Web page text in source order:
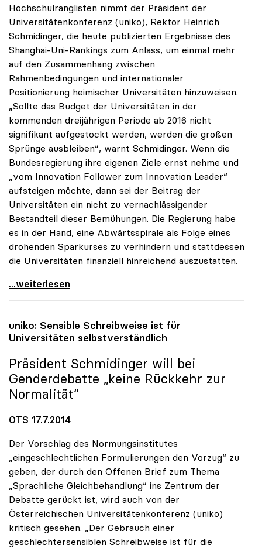
Hochschulranglisten nimmt der Präsident der
Universitätenkonferenz (uniko), Rektor Heinrich
Schmidinger, die heute publizierten Ergebnisse des
Shanghai-Uni-Rankings zum Anlass, um einmal mehr
auf den Zusammenhang zwischen
Rahmenbedingungen und internationaler
Positionierung heimischer Universitäten hinzuweisen.
„Sollte das Budget der Universitäten in der
kommenden dreijährigen Periode ab 2016 nicht
signifikant aufgestockt werden, werden die großen
Sprünge ausbleiben“, warnt Schmidinger. Wenn die
Bundesregierung ihre eigenen Ziele ernst nehme und
„vom Innovation Follower zum Innovation Leader“
aufsteigen möchte, dann sei der Beitrag der
Universitäten ein nicht zu vernachlässigender
Bestandteil dieser Bemühungen. Die Regierung habe
es in der Hand, eine Abwärtsspirale als Folge eines
drohenden Sparkurses zu verhindern und stattdessen
die Universitäten finanziell hinreichend auszustatten.
uniko-Appell an Politik: „Die Universitäten nicht
...weiterlesen
uniko: Sensible Schreibweise ist für
Universitäten selbstverständlich
Präsident Schmidinger will bei
Genderdebatte „keine Rückkehr zur
Normalität“
OTS 17.7.2014
Der Vorschlag des Normungsinstitutes
„eingeschlechtlichen Formulierungen den Vorzug“ zu
geben, der durch den Offenen Brief zum Thema
„Sprachliche Gleichbehandlung“ ins Zentrum der
Debatte gerückt ist, wird auch von der
Österreichischen Universitätenkonferenz (uniko)
kritisch gesehen. „Der Gebrauch einer
geschlechtersensiblen Schreibweise ist für die